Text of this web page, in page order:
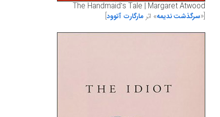
The Handmaid’s Tale | Margaret Atwood
[«سرگذشت ندیمه» اثرمارگارت آتوود]